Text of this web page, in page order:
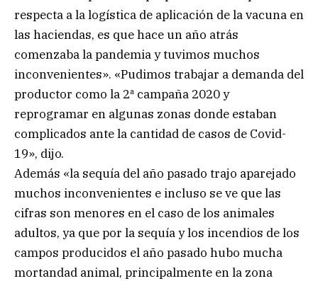
respecta a la logística de aplicación de la vacuna en
las haciendas, es que hace un año atrás
comenzaba la pandemia y tuvimos muchos
inconvenientes». «Pudimos trabajar a demanda del
productor como la 2ª campaña 2020 y
reprogramar en algunas zonas donde estaban
complicados ante la cantidad de casos de Covid-
19», dijo.
Además «la sequía del año pasado trajo aparejado
muchos inconvenientes e incluso se ve que las
cifras son menores en el caso de los animales
adultos, ya que por la sequía y los incendios de los
campos producidos el año pasado hubo mucha
mortandad animal, principalmente en la zona